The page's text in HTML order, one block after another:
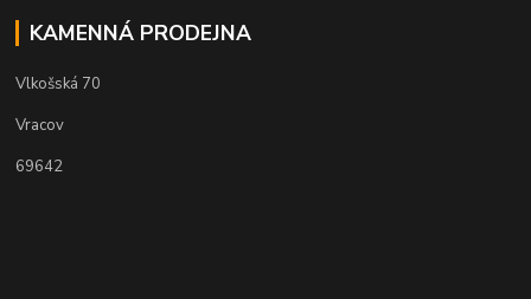
KAMENNÁ PRODEJNA
Vlkošská 70
Vracov
69642